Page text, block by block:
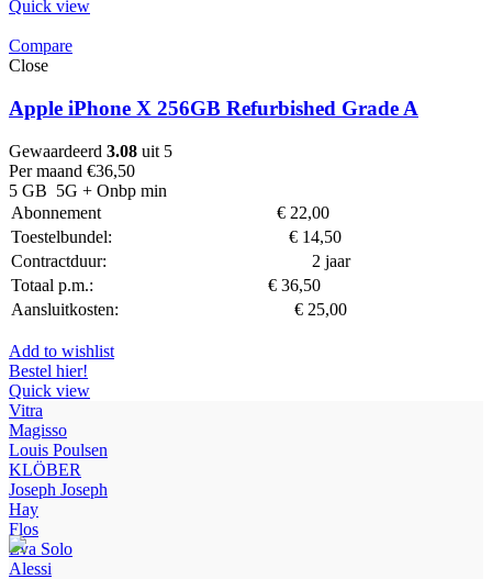
Quick view
Compare
Close
Apple iPhone X 256GB Refurbished Grade A
Gewaardeerd 3.08 uit 5
Per maand €36,50
5 GB 5G + Onbp min
Abonnement
€ 22,00
Toestelbundel:
€ 14,50
Contractduur:
2 jaar
Totaal p.m.:
€ 36,50
Aansluitkosten:
€ 25,00
Add to wishlist
Bestel hier!
Quick view
Vitra
Magisso
Louis Poulsen
KLÖBER
Joseph Joseph
Hay
Flos
Eva Solo
Alessi